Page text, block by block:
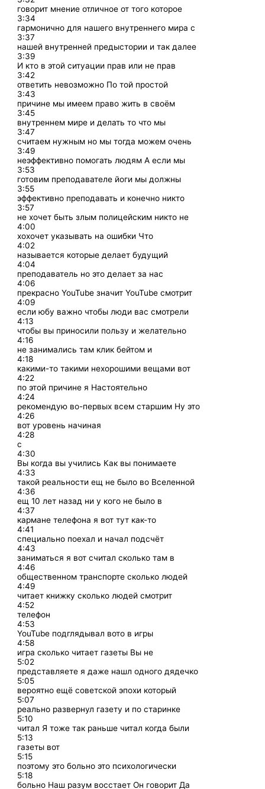
говорит мнение отличное от того которое
3:34
гармонично для нашего внутреннего мира с
3:37
нашей внутренней предыстории и так далее
3:39
И кто в этой ситуации прав или не прав
3:42
ответить невозможно По той простой
3:43
причине мы имеем право жить в своём
3:45
внутреннем мире и делать то что мы
3:47
считаем нужным но мы тогда можем очень
3:49
неэффективно помогать людям А если мы
3:53
готовим преподавателе йоги мы должны
3:55
эффективно преподавать и конечно никто
3:57
не хочет быть злым полицейским никто не
4:00
хохочет указывать на ошибки Что
4:02
называется которые делает будущий
4:04
преподаватель но это делает за нас
4:06
прекрасно YouTube значит YouTube смотрит
4:09
если юбу важно чтобы люди вас смотрели
4:13
чтобы вы приносили пользу и желательно
4:16
не занимались там клик бейтом и
4:18
какими-то такими нехорошими вещами вот
4:22
по этой причине я Настоятельно
4:24
рекомендую во-первых всем старшим Ну это
4:26
вот уровень начиная
4:28
с
4:30
Вы когда вы учились Как вы понимаете
4:33
такой реальности ещ не было во Вселенной
4:36
ещ 10 лет назад ни у кого не было в
4:37
кармане телефона я вот тут как-то
4:41
специально поехал и начал подсчёт
4:43
заниматься я вот считал сколько там в
4:46
общественном транспорте сколько людей
4:49
читает книжку сколько людей смотрит
4:52
телефон
4:53
YouTube подглядывал вото в игры
4:58
игра сколько читает газеты Вы не
5:02
представляете я даже нашл одного дядечко
5:05
вероятно ещё советской эпохи который
5:07
реально развернул газету и по старинке
5:10
читал Я тоже так раньше читал когда были
5:13
газеты вот
5:15
поэтому это больно это психологически
5:18
больно Наш разум восстает Он говорит Да